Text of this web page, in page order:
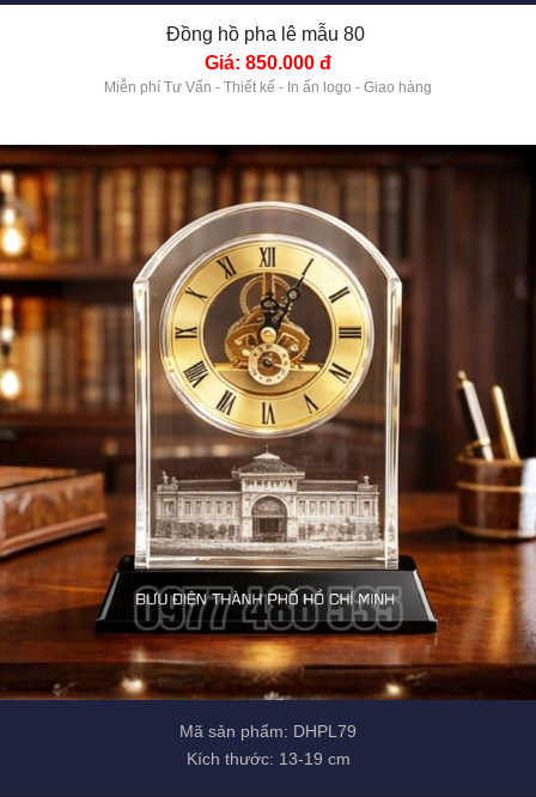
Đồng hồ pha lê mẫu 80
Giá: 850.000 đ
Miễn phí Tư Vấn - Thiết kế - In ấn logo - Giao hàng
Mã sản phẩm: DHPL79
Kích thước: 13-19 cm